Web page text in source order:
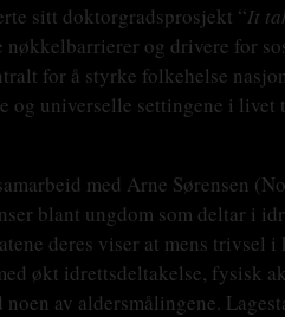
sitt doktorgradsprosjekt “It
og drivere for
for å styrke folkehelse
universelle settingene i
med Arne Sørensen
blant ungdom som deltar i
deres viser at mens
økt idrettsdeltakelse, fysisk
av aldersmålingene.